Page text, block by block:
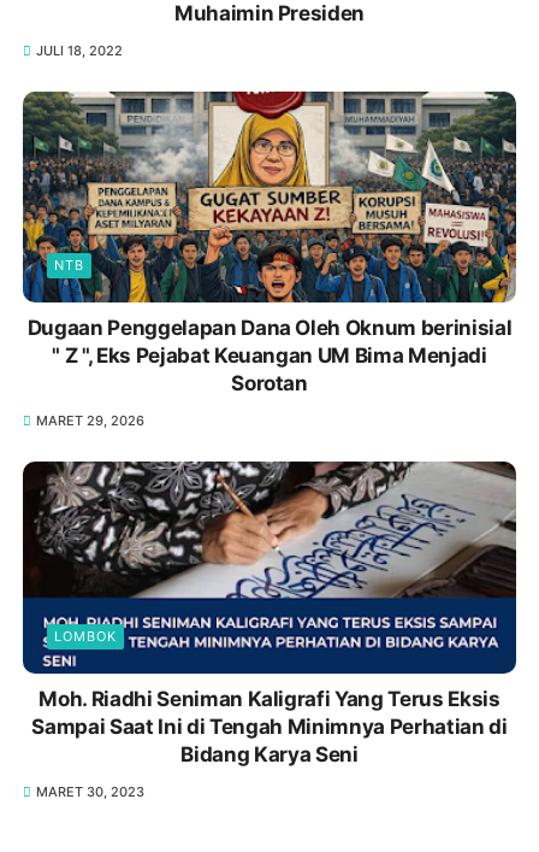
Muhaimin Presiden
JULI 18, 2022
NTB
Dugaan Penggelapan Dana Oleh Oknum berinisial
" Z ", Eks Pejabat Keuangan UM Bima Menjadi
Sorotan
MARET 29, 2026
LOMBOK
Moh. Riadhi Seniman Kaligrafi Yang Terus Eksis
Sampai Saat Ini di Tengah Minimnya Perhatian di
Bidang Karya Seni
MARET 30, 2023